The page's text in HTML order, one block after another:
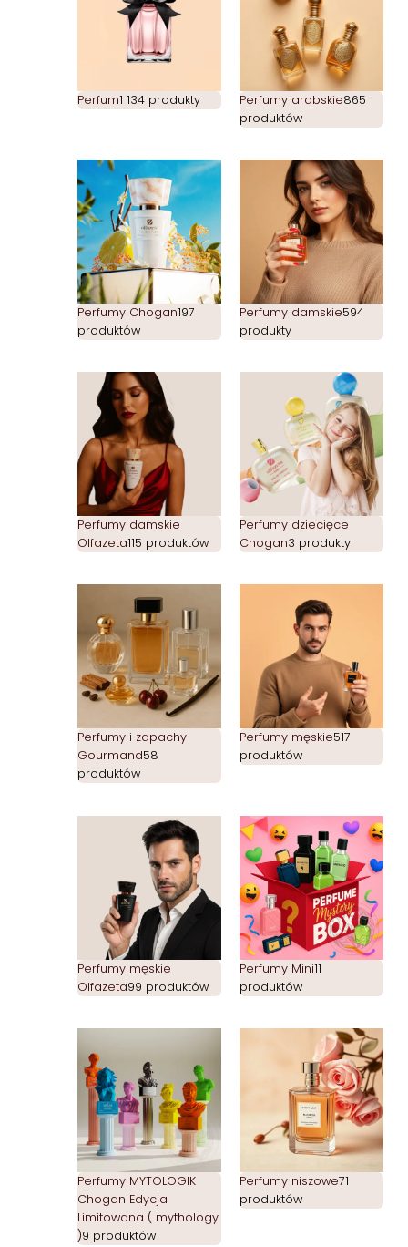
Perfum1 134 produkty Perfumy arabskie865
produktów
Perfumy Chogan197
produktów
Perfumy damskie594
produkty
Perfumy damskie
Olfazeta115 produktów
Perfumy dziecięce
Chogan3 produkty
Perfumy i zapachy
Gourmand58
produktów
Perfumy męskie517
produktów
Perfumy męskie
Olfazeta99 produktów
Perfumy Mini11
produktów
Perfumy MYTOLOGIK
Chogan Edycja
Limitowana ( mythology
)9 produktów
Perfumy niszowe71
produktów